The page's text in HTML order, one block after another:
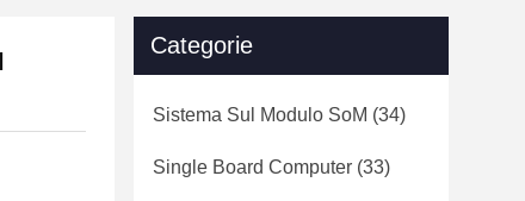
Categorie
Sistema Sul Modulo SoM (34)
Single Board Computer (33)